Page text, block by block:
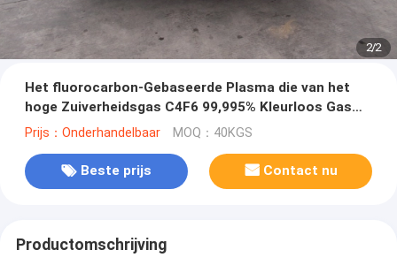
2/2
Het fluorocarbon-Gebaseerde Plasma die van het
hoge Zuiverheidsgas C4F6 99,995% Kleurloos Gas
etsen
Prijs：Onderhandelbaar MOQ：40KGS
Beste prijs Contact nu
Productomschrijving